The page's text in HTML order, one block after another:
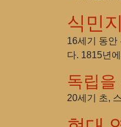
식민
16세기 동안
다. 1815년
독립을
20세기 초,